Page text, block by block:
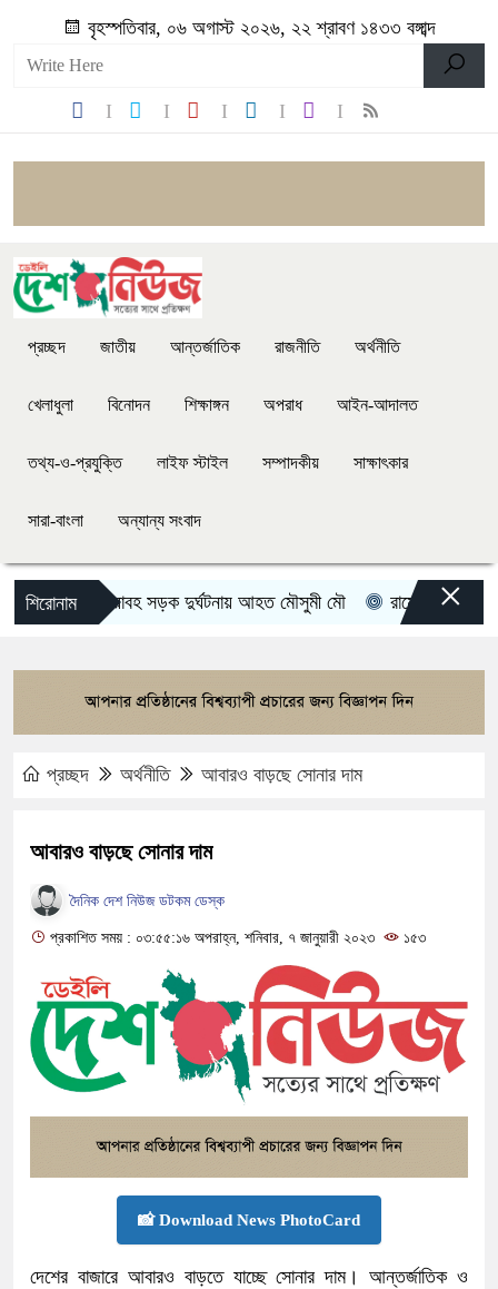
বৃহস্পতিবার, ০৬ অগাস্ট ২০২৬, ২২ শ্রাবণ ১৪৩৩ বঙ্গাব্দ
প্রচ্ছদ জাতীয় আন্তর্জাতিক রাজনীতি অর্থনীতি
খেলাধুলা বিনোদন শিক্ষাঙ্গন অপরাধ আইন-আদালত
তথ্য-ও-প্রযুক্তি লাইফ স্টাইল সম্পাদকীয় সাক্ষাৎকার
সারা-বাংলা অন্যান্য সংবাদ
শিরোনামভয়াবহ সড়ক দুর্ঘটনায় আহত মৌসুমী মৌ রামেকে বৈদ্যুতিক
×
প্রচ্ছদ অর্থনীতি আবারও বাড়ছে সোনার দাম
আবারও বাড়ছে সোনার দাম
দৈনিক দেশ নিউজ ডটকম ডেস্ক
প্রকাশিত সময় : ০৩:৫৫:১৬ অপরাহ্ন, শনিবার, ৭ জানুয়ারী ২০২৩ ১৫৩
📸 Download News PhotoCard
দেশের বাজারে আবারও বাড়তে যাচ্ছে সোনার দাম। আন্তর্জাতিক ও